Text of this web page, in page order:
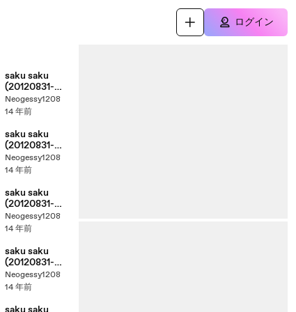
ログイン
saku saku
(20120831-
0730 ｔｖ
ｋ)-03
Neogessy1208
14 年前
saku saku
(20120831-
0730 ｔｖ
ｋ)-04
Neogessy1208
14 年前
saku saku
(20120831-
0730 ｔｖ
ｋ)-02
Neogessy1208
14 年前
saku saku
(20120831-
0730 ｔｖ
ｋ)-01
Neogessy1208
14 年前